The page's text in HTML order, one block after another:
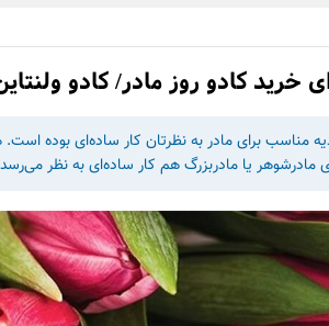
خرید کادو روز مادر/ کادو
مناسب برای مادر به‌ نظرتان کار ساده‌ای بوده
مادرشوهر یا مادربزرگ هم کار ساده‌ای به نظر